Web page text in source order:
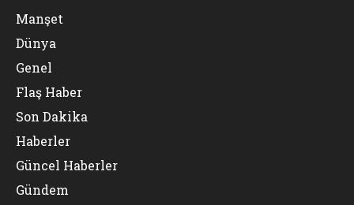
Manşet
Dünya
Genel
Flaş Haber
Son Dakika
Haberler
Güncel Haberler
Gündem